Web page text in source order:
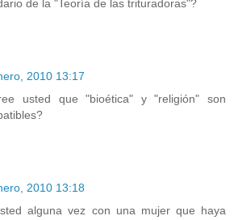
de la "Teoría de las trituradoras"?
2010 13:17
usted que "bioética" y "religión" son
2010 13:18
alguna vez con una mujer que haya